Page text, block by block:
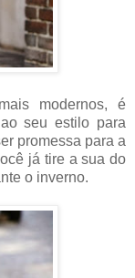
modernos, é
seu estilo para
promessa para a
já tire a sua do
o inverno.